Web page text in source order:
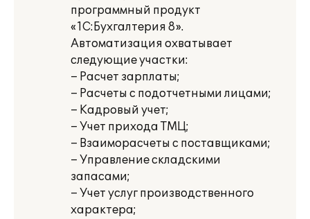
программный продукт
«1С:Бухгалтерия 8».
Автоматизация охватывает
следующие участки:
– Расчет зарплаты;
– Расчеты с подотчетными лицами;
– Кадровый учет;
– Учет прихода ТМЦ;
– Взаиморасчеты с поставщиками;
– Управление складскими
запасами;
– Учет услуг производственного
характера;